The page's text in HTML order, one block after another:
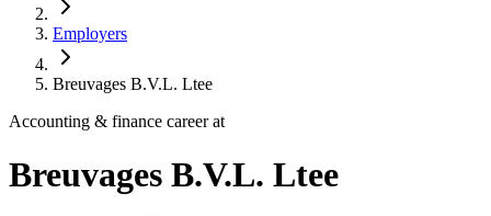
Employers
Breuvages B.V.L. Ltee
Accounting & finance career at
Breuvages B.V.L. Ltee